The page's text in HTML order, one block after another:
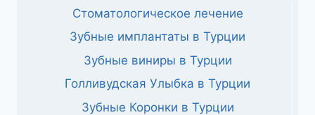
Стоматологическое лечение
Зубные имплантаты в Турции
Зубные виниры в Турции
Голливудская Улыбка в Турции
Зубные Коронки в Турции